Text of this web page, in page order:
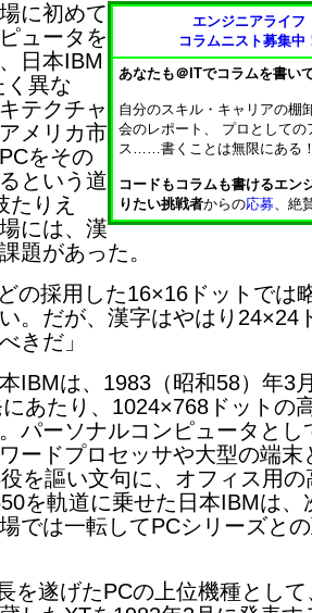
エンジニアライフ
コラムニスト募集中
あなたも＠ITでコラムを書い
自分のスキル・キャリアの棚
会のレポート、 プロとしての
ス……書くことは無限にある
コードもコラムも書けるエン
りたい挑戦者からの応募、絶
に初めて
ュータを
日本IBM
く異な
テクチャ
メリカ市
をその
という道
たりえ
には、漢
題があった。
の採用した16×16ドットでは
。だが、漢字はやはり24×24
きだ」
IBMは、1983（昭和58）年3
あたり、1024×768ドットの
パーソナルコンピュータとし
ードプロセッサや大型の端末
を謳い文句に、オフィス用の
を軌道に乗せた日本IBMは、
では一転してPCシリーズと
を遂げたPCの上位機種として